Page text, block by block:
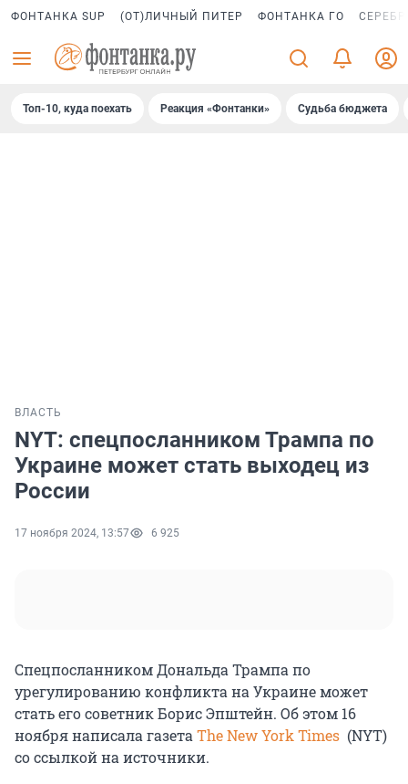
ФОНТАНКА SUP (ОТ)ЛИЧНЫЙ ПИТЕР ФОНТАНКА ГО
Топ-10, куда поехать Реакция «Фонтанки» Судьба бюджета
ВЛАСТЬ
NYT: спецпосланником Трампа по
Украине может стать выходец из
России
17 ноября 2024, 13:57 6 925
Спецпосланником Дональда Трампа по
урегулированию конфликта на Украине может
стать его советник Борис Эпштейн. Об этом 16
ноября написала газета The New York Times (NYT)
со ссылкой на источники.